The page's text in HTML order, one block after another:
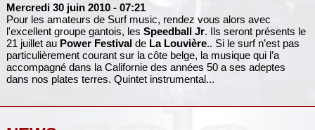
Mercredi 30 juin 2010 - 07:21
Pour les amateurs de Surf music, rendez vous alors avec
l'excellent groupe gantois, les Speedball Jr. Ils seront présents le
21 juillet au Power Festival de La Louvière.. Si le surf n’est pas
particulièrement courant sur la côte belge, la musique qui l’a
accompagné dans la Californie des années 50 a ses adeptes
dans nos plates terres. Quintet instrumental...